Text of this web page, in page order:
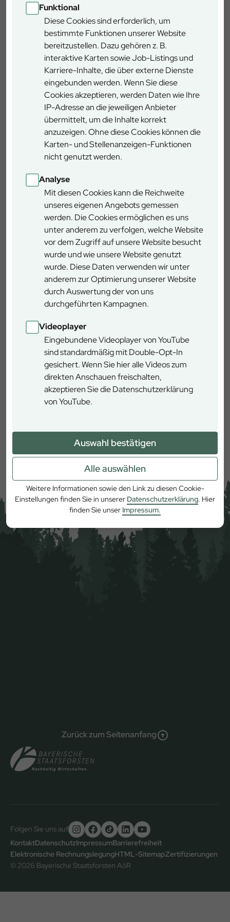
Funktional
Diese Cookies sind erforderlich, um
bestimmte Funktionen unserer Website
bereitzustellen. Dazu gehören z. B.
interaktive Karten sowie Job-Listings und
Karriere-Inhalte, die über externe Dienste
eingebunden werden. Wenn Sie diese
Cookies akzeptieren, werden Daten wie Ihre
IP-Adresse an die jeweiligen Anbieter
übermittelt, um die Inhalte korrekt
anzuzeigen. Ohne diese Cookies können die
Karten- und Stellenanzeigen-Funktionen
nicht genutzt werden.
Analyse
Mit diesen Cookies kann die Reichweite
unseres eigenen Angebots gemessen
werden. Die Cookies ermöglichen es uns
unter anderem zu verfolgen, welche Website
vor dem Zugriff auf unsere Website besucht
wurde und wie unsere Website genutzt
wurde. Diese Daten verwenden wir unter
anderem zur Optimierung unserer Website
durch Auswertung der von uns
durchgeführten Kampagnen.
Videoplayer
Eingebundene Videoplayer von YouTube
sind standardmäßig mit Double-Opt-In
gesichert. Wenn Sie hier alle Videos zum
direkten Anschauen freischalten,
akzeptieren Sie die Datenschutzerklärung
von YouTube.
Auswahl bestätigen
Alle auswählen
Weitere Informationen sowie den Link zu diesen Cookie-
Einstellungen finden Sie in unserer Datenschutzerklärung. Hier
finden Sie unser Impressum.
Auch die Form der neuen Lebensräume ist bewusst
abwechslungsreich gestaltet: Wellenförmige Uferlinien,
flache und tiefere Bereiche, sonnige und schattige Zonen
– all das sorgt dafür, dass sich sowohl wärmeliebende Arten
als auch solche, die es kühl und feucht mögen, wohlfühlen
Insgesamt entstanden bislang 2neue Feuchtbiotope im
Forstbetrieb München, 3 weitere wurden Instandgesetzt
und 9 wurden seit letzten Jahr gepflegt. Einfach ist das
nicht, denn in der Münchner Schotterebene versickert
Regenwasser schnell im kiesigen Untergrund. „Wir wählen
deshalb Standorte, an denen eine natürliche Lehmschicht
vorhanden ist oder bringen eine Lehmschicht mit dem
Bagger ein“, erläutert der Revierförster. „So bleibt das
Wasser auch dauerhaft im Biotop.“
Schon im kommenden Frühjahr hoffen die Forstleute, die
ersten neuen Bewohner begrüßen zu dürfen – vielleicht
Grasfrösche, Gelbbauchunken oder Libellenlarven. Mit
den Feuchtbiotopen tragen die Bayerischen Staatsforsten
aktiv zur Förderung der biologischen Vielfalt bei und
schaffen wertvolle Lebensräume im Großraum der
Landeshauptstadt. Gefördert wird das Projekt vom
Bayerischen Staatsministerium für Ernährung,
Landwirtschaft, Forsten und Tourismus.
München
Forstenrieder Allee 182, 81476 München
Zurück zum Seitenanfang
Folgen Sie uns auf
Untere
Fußzeile
KontaktDatenschutzImpressumBarrierefreiheit
Elektronische RechnungslegungHTML-SitemapZertifizierungen
© 2026 Bayerische Staatsforsten AöR